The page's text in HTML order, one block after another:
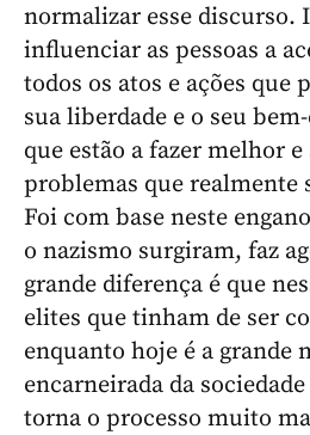
normalizar esse discurso.
influenciar as pessoas a
todos os atos e ações que
sua liberdade e o seu
que estão a fazer melhor e
problemas que realmente
Foi com base neste
o nazismo surgiram, faz
grande diferença é que
elites que tinham de ser
enquanto hoje é a grande
encarneirada da
torna o processo muito